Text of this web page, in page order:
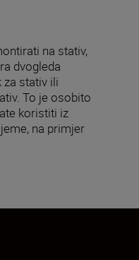
na stativ,
dvogleda
stativ ili
To je osobito
koristiti iz
na primjer